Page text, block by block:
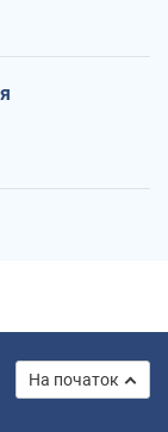
На початок